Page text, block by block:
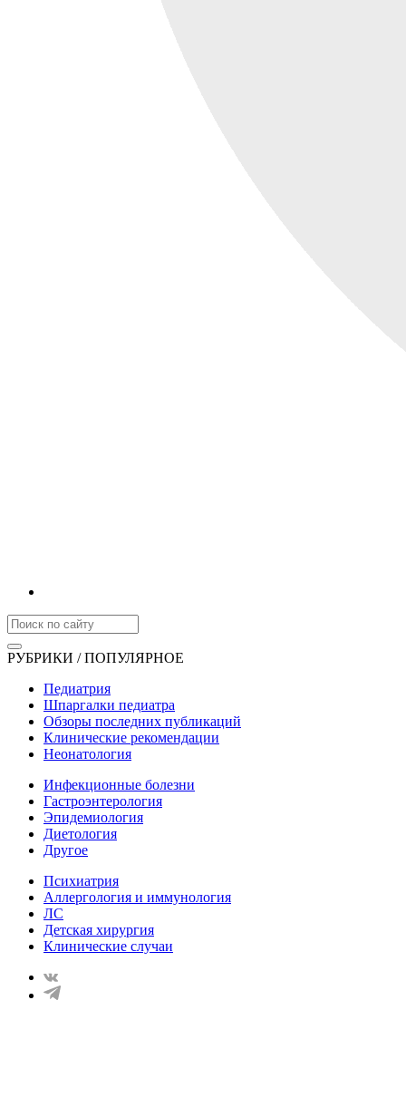
РУБРИКИ / ПОПУЛЯРНОЕ
Педиатрия
Шпаргалки педиатра
Обзоры последних публикаций
Клинические рекомендации
Неонатология
Инфекционные болезни
Гастроэнтерология
Эпидемиология
Диетология
Другое
Психиатрия
Аллергология и иммунология
ЛС
Детская хирургия
Клинические случаи